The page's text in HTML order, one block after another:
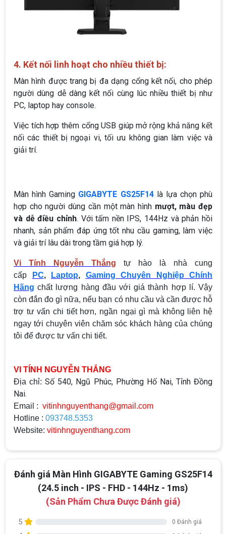
4. Kết nối linh hoạt cho nhiều thiết bị:
Màn hình được trang bị đa dạng cổng kết nối, cho phép
người dùng dễ dàng kết nối cùng lúc nhiều thiết bị như
PC, laptop hay console.
Việc tích hợp thêm cổng USB giúp mở rộng khả năng kết
nối các thiết bị ngoại vi, tối ưu không gian làm việc và
giải trí.
Màn hình Gaming GIGABYTE GS25F14là lựa chọn phù
hợp cho người dùng cần một màn hình mượt, màu đẹp
và dễ điều chỉnh. Với tấm nền IPS, 144Hz và phản hồi
nhanh, sản phẩm đáp ứng tốt nhu cầu gaming, làm việc
và giải trí lâu dài trong tầm giá hợp lý.
Vi Tính Nguyễn Thắng tự hào là nhà cung
cấp
PC, Laptop, Gaming Chuyên Nghiệp Chính
Hãng chất lượng hàng đầu với giá thành hợp lí. Vậy
còn đắn đo gì nữa, nếu bạn có nhu cầu và cần được hỗ
trợ tư vấn chi tiết hơn, ngần ngại gì mà không liên hệ
ngay tới chuyên viên chăm sóc khách hàng của chúng
tôi để được tư vấn chi tiết.
VI TÍNH NGUYỄN THẮNG
Địa chỉ:Số 540, Ngũ Phúc, Phường Hố Nai, Tỉnh Đồng
Nai.
Email : vitinhnguyenthang@gmail.com
Hotline : 093748.5353
Website: vitinhnguyenthang.com
Đánh giá Màn Hình GIGABYTE Gaming GS25F14
(24.5 inch - IPS - FHD - 144Hz - 1ms)
(Sản Phẩm Chưa Được Đánh giá)
5 0 Đánh giá